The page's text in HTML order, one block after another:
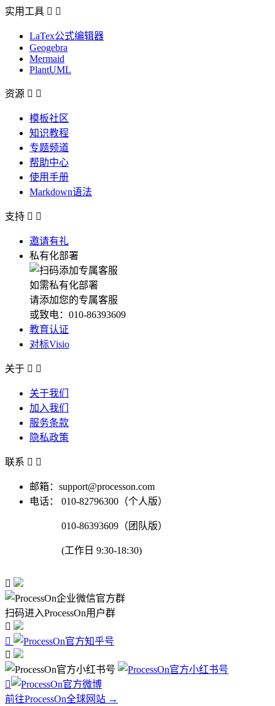
实用工具  
LaTex公式编辑器
Geogebra
Mermaid
PlantUML
资源  
模板社区
知识教程
专题频道
帮助中心
使用手册
Markdown语法
支持  
邀请有礼
私有化部署
如需私有化部署
请添加您的专属客服
或致电：010-86393609
教育认证
对标Visio
关于  
关于我们
加入我们
服务条款
隐私政策
联系  
邮箱：support@processon.com
电话：
010-82796300（个人版）
010-86393609（团队版）
(工作日 9:30-18:30)

扫码进入ProcessOn用户群




前往ProcessOn全球网站 →